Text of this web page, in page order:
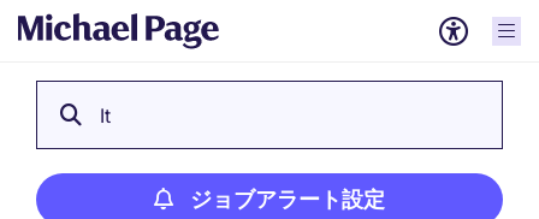
It
ジョブアラート設定